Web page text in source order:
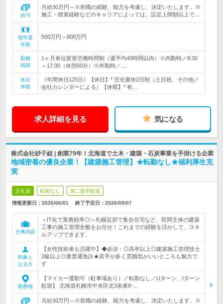
給与
月給30万円～※前職の経験、能力を考慮し、決定いたします。※
施工・積算経験などのキャリアによっては、設定上限額以上で…
初年度
年収
500万円～800万円
勤務
時間
1ヶ月単位変形労働時間制（週平均40時間以内）※内勤時／8:30
～17:30（休憩60分）※外勤時／…
休日
休暇
《年間休日125日》【休日】* 完全週休2日制（土日祝、その他／
会社カレンダーによる）【休暇】* 有…
求人詳細を見る 気になる
株式会社砂子組 | 創業79年！北海道で土木・建築・石炭事業を手掛ける企業
地域密着の優良企業！【建築施工管理】★転勤なし★福利厚生充
実
正社員 転勤なし 第二新卒歓迎
情報更新日：2026/06/01 終了予定日： 2026/09/07
仕事内容
＜IT化で業務効率◎＞札幌近郊で集合住宅など、民間主体の建築
工事の施工管理全般をお任せ！これまでの経験を活かして、スキ
ルアップできます。
対象と
なる方
【女性技術者も活躍中】◆必須：◎高卒以上◎建築施工管理技士
2級以上◎要普通免許★若手が多く雰囲気がいいところも魅力で
す
勤務地
【マイカー通勤可（駐車場あり）／転勤なし／Uターン、Iターン
歓迎】 北海道札幌市中央区北3条東8-…
月給30万円～※前職の経験、能力を考慮し、決定いたします。※